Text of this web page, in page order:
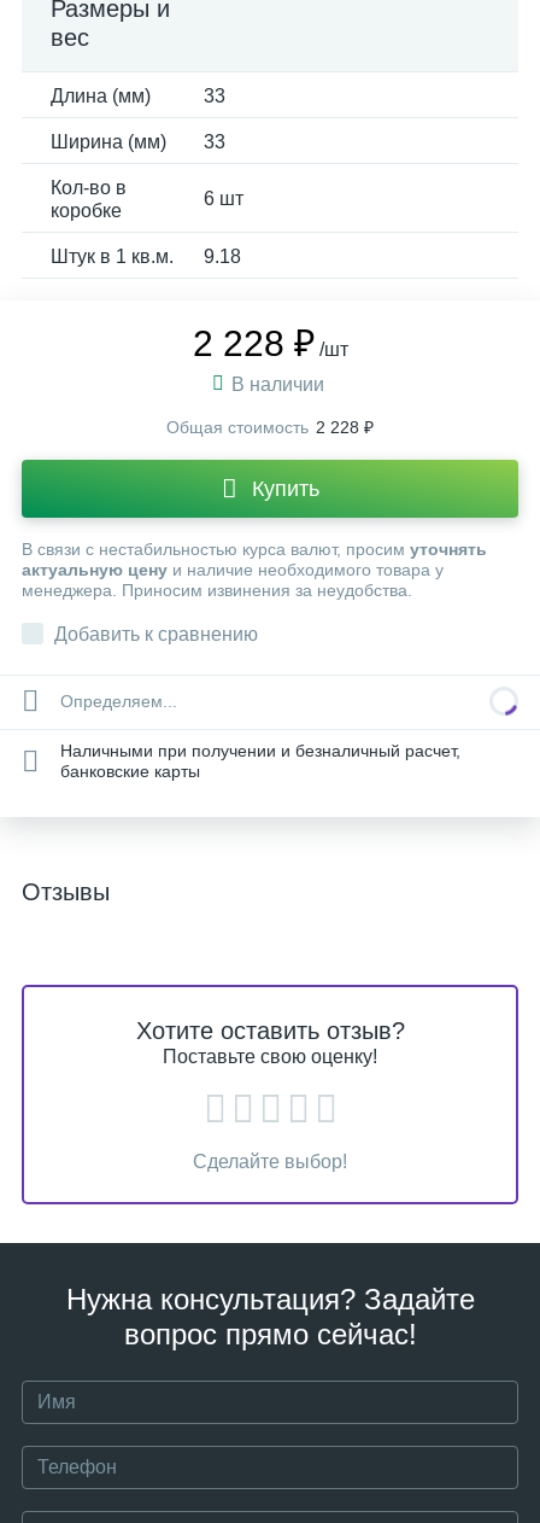
Размеры и
вес
Длина (мм) 33
Ширина (мм) 33
Кол-во в
коробке
6 шт
Штук в 1 кв.м. 9.18
2 228 ₽ /шт
В наличии
Общая стоимость 2 228 ₽
Купить
В связи с нестабильностью курса валют, просим уточнять
актуальную цену и наличие необходимого товара у
менеджера. Приносим извинения за неудобства.
Добавить к сравнению
Определяем...
Наличными при получении и безналичный расчет,
банковские карты
Отзывы
Хотите оставить отзыв?
Поставьте свою оценку!
Сделайте выбор!
Нужна консультация? Задайте
вопрос прямо сейчас!